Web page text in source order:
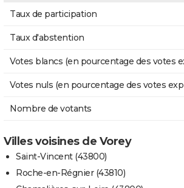
Taux de participation
Taux d'abstention
Votes blancs (en pourcentage des votes
Votes nuls (en pourcentage des votes
Nombre de votants
Villes voisines de Vorey
Saint-Vincent (43800)
Roche-en-Régnier (43810)